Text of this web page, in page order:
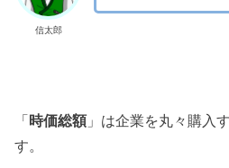
信太郎
「時価総額」は企業を丸々購入
す。